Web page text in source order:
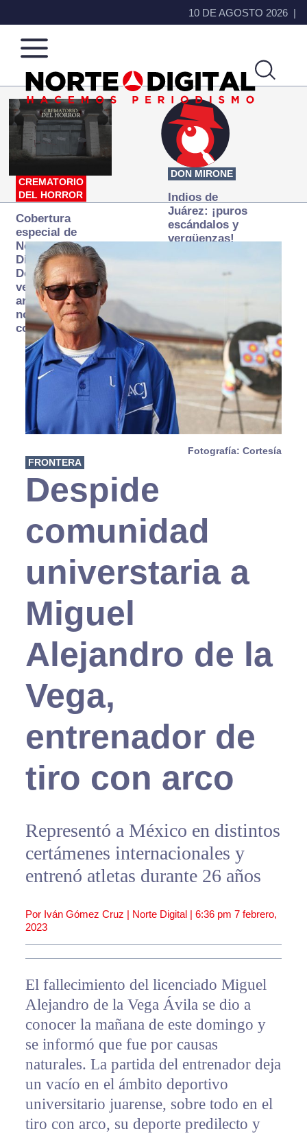
10 DE AGOSTO 2026
Norte
de
Ciudad
Más
que
noticias,
hacemos periodismo
CREMATORIO
DEL HORROR
Cobertura
especial de
Norte
Digital:
Donde la
verdad
arde… pero
no se
consume
DON MIRONE
Indios de
Juárez: ¡puros
escándalos y
vergüenzas!
Fotografía: Cortesía
FRONTERA
Despide
comunidad
universtaria a
Miguel
Alejandro de la
Vega,
entrenador de
tiro con arco
Representó a México en distintos
certámenes internacionales y
entrenó atletas durante 26 años
Por Iván Gómez Cruz | Norte Digital | 6:36 pm 7 febrero,
2023
El fallecimiento del licenciado Miguel
Alejandro de la Vega Ávila se dio a
conocer la mañana de este domingo y
se informó que fue por causas
naturales. La partida del entrenador deja
un vacío en el ámbito deportivo
universitario juarense, sobre todo en el
tiro con arco, su deporte predilecto y